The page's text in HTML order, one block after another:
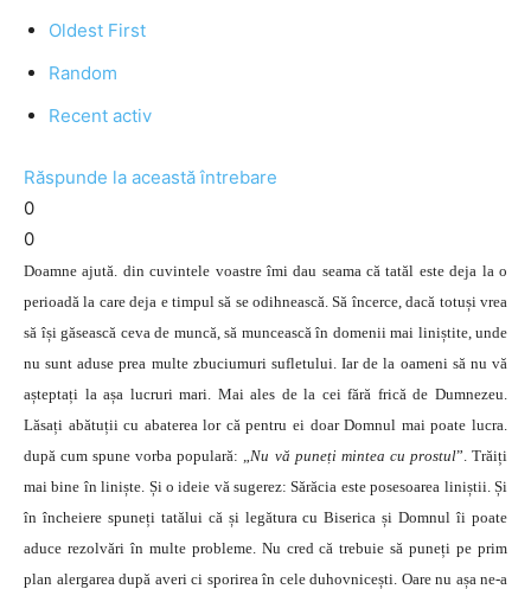
Oldest First
Random
Recent activ
Răspunde la această întrebare
0
0
Doamne ajută. din cuvintele voastre îmi dau seama că tatăl este deja la o
perioadă la care deja e timpul să se odihnească. Să încerce, dacă totuși vrea
să își găsească ceva de muncă, să muncească în domenii mai liniștite, unde
nu sunt aduse prea multe zbuciumuri sufletului. Iar de la oameni să nu vă
așteptați la așa lucruri mari. Mai ales de la cei fără frică de Dumnezeu.
Lăsați abătuții cu abaterea lor că pentru ei doar Domnul mai poate lucra.
după cum spune vorba populară: „Nu vă puneți mintea cu prostul”. Trăiți
mai bine în liniște. Și o ideie vă sugerez: Sărăcia este posesoarea liniștii. Și
în încheiere spuneți tatălui că și legătura cu Biserica și Domnul îi poate
aduce rezolvări în multe probleme. Nu cred că trebuie să puneți pe prim
plan alergarea după averi ci sporirea în cele duhovnicești. Oare nu așa ne-a